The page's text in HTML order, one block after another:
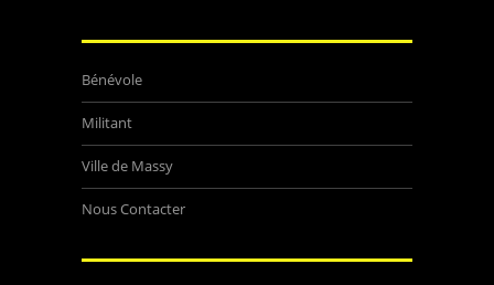
Bénévole
Militant
Ville de Massy
Nous Contacter